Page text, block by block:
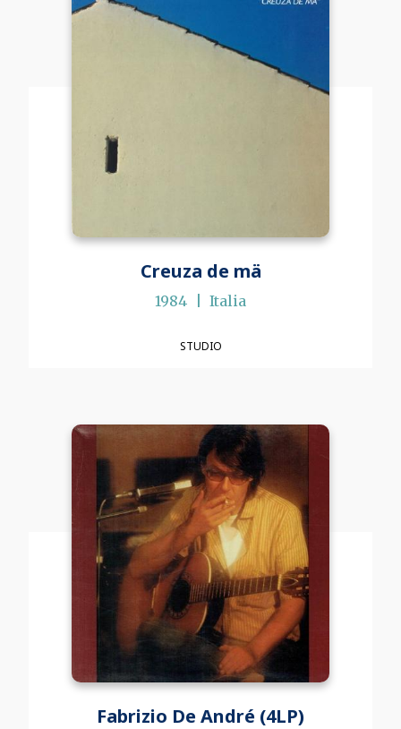
Creuza de mä
1984 Italia
STUDIO
Fabrizio De André (4LP)